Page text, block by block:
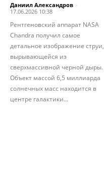
Даниил Александров -
17.06.2026 10:38
Рентгеновский аппарат NASA
Chandra получил самое
детальное изображение струи,
вырывающейся из
сверхмассивной черной дыры.
Объект массой 6,5 миллиарда
солнечных масс находится в
центре галактики...